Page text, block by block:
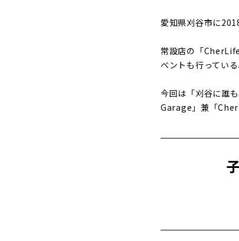
愛知県刈谷市に
常設店の「
ベントも行ってい
今回は「刈谷に誰
Garage」兼「